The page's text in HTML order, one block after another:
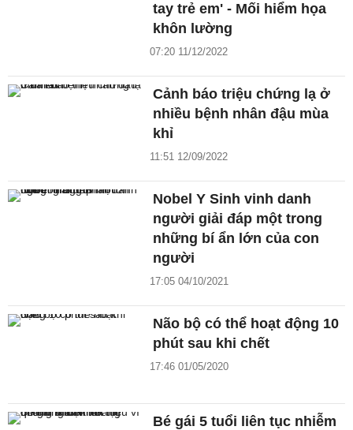
tay trẻ em' - Mối hiểm họa
khôn lường
07:20 11/12/2022
Cảnh báo triệu chứng lạ ở
nhiều bệnh nhân đậu mùa
khỉ
11:51 12/09/2022
Nobel Y Sinh vinh danh
người giải đáp một trong
những bí ẩn lớn của con
người
17:05 04/10/2021
Não bộ có thể hoạt động 10
phút sau khi chết
17:46 01/05/2020
Bé gái 5 tuổi liên tục nhiễm